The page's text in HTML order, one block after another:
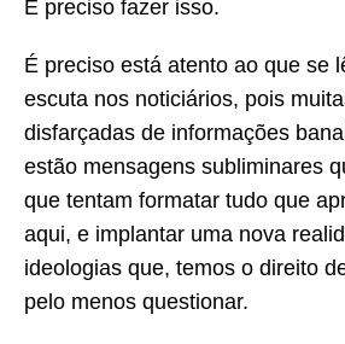
É preciso fazer isso.
É preciso está atento ao que se
escuta nos noticiários, pois
disfarçadas de informações
estão mensagens subliminares
que tentam formatar tudo que
aqui, e implantar uma nova
ideologias que, temos o direito
pelo menos questionar.